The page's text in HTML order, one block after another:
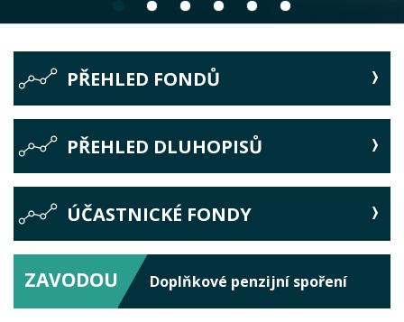
PŘEHLED FONDŮ
PŘEHLED DLUHOPISŮ
ÚČASTNICKÉ FONDY
ZAVODOU Doplňkové penzijní spoření